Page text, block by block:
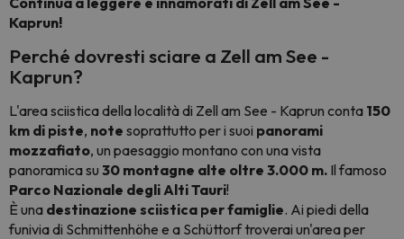
Kaprun!
Perché dovresti sciare a Zell am See -
Kaprun?
L'area sciistica della località di Zell am See - Kaprun conta 150
km di piste, note soprattutto per i suoi panorami
mozzafiato, un paesaggio montano con una vista
panoramica su 30 montagne alte oltre 3.000 m. Il famoso
Parco Nazionale degli Alti Tauri!
È una destinazione sciistica per famiglie. Ai piedi della
funivia di Schmittenhöhe e a Schüttorf troverai un'area per